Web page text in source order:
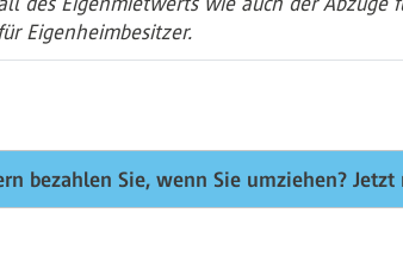
Eigenheimbesitzer.
bezahlen Sie, wenn Sie umziehen?